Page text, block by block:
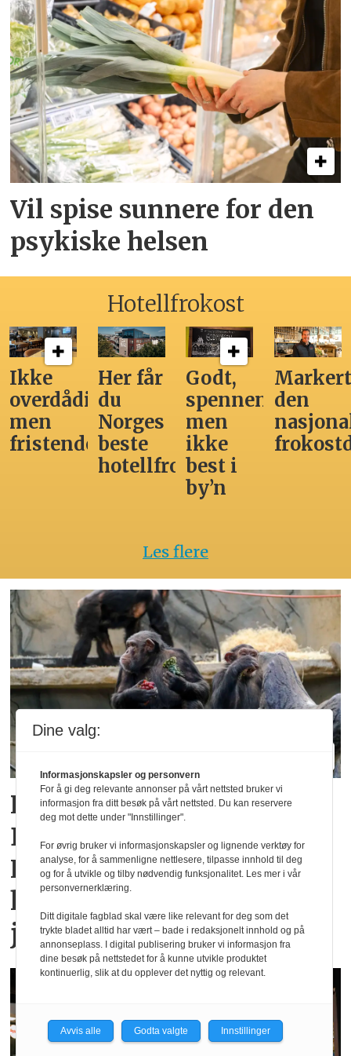
Vil spise sunnere for den
psykiske helsen
Hotellfrokost
Ikke
overdådig,
men
fristende
Her får
du
Norges
beste
hotellfrokost
Godt,
spennende,
men
ikke
best i
by’n
den
Les flere
Rekordsommer for
Dyreparken i
Kristiansand: Over en
halv million besøkende i
juli
Dine valg:
Informasjonskapsler og personvern
For å gi deg relevante annonser på vårt nettsted bruker vi
informasjon fra ditt besøk på vårt nettsted. Du kan reservere
deg mot dette under "Innstillinger".
For øvrig bruker vi informasjonskapsler og lignende verktøy for
analyse, for å sammenligne nettlesere, tilpasse innhold til deg
og for å utvikle og tilby nødvendig funksjonalitet. Les mer i vår
personvernerklæring.
Ditt digitale fagblad skal være like relevant for deg som det
trykte bladet alltid har vært – bade i redaksjonelt innhold og på
annonseplass. I digital publisering bruker vi informasjon fra
dine besøk på nettstedet for å kunne utvikle produktet
kontinuerlig, slik at du opplever det nyttig og relevant.
Avvis alle Godta valgte Innstillinger